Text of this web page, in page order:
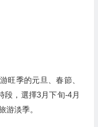
旺季的元旦、春節、
段，選擇3月下旬-4月
游淡季。